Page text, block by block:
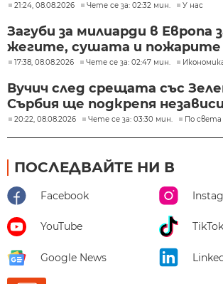
21:24, 08.08.2026 Чете се за: 02:32 мин. У нас
Загуби за милиарди в Европа
жегите, сушата и пожарите
17:38, 08.08.2026 Чете се за: 02:47 мин.
Вучич след срещата със
Сърбия ще подкрепя
20:22, 08.08.2026 Чете се за: 03:30 мин. По света
ПОСЛЕДВАЙТЕ НИ В
Facebook
YouTube TikTok
Google News